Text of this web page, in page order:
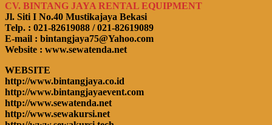
CV. BINTANG JAYA RENTAL EQUIPMENT
Jl. Siti I No.40 Mustikajaya Bekasi
Telp. : 021-82619088 / 021-82619089
E-mail : bintangjaya75@Yahoo.com
Website : www.sewatenda.net
WEBSITE
http://www.bintangjaya.co.id
http://www.bintangjayaevent.com
http://www.sewatenda.net
http://www.sewakursi.net